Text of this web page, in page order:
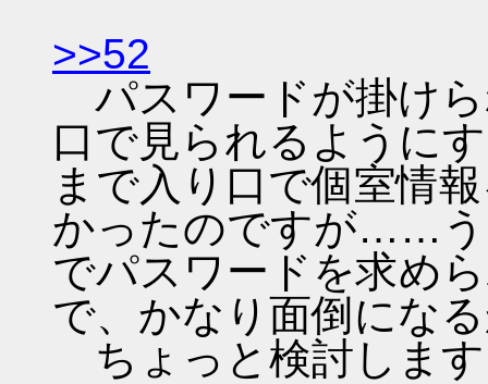
>>52
パスワードが掛け
口で見られるように
まで入り口で個室情
かったのですが……う
でパスワードを求め
で、かなり面倒にな
ちょっと検討しま